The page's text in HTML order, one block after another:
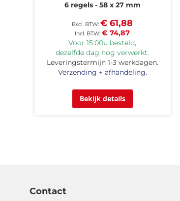
6 regels 58 x 27 mm
€ 74,87
€ 61,88
Voor 15.00u besteld,
dezelfde dag nog verwerkt.
Leveringstermijn 1-3 werkdagen.
Verzending + afhandeling.
Bekijk details
Contact